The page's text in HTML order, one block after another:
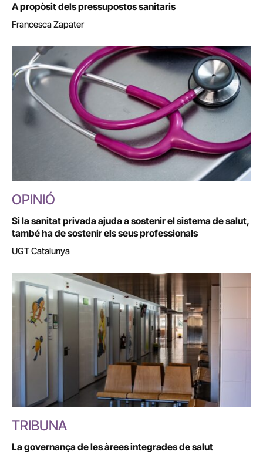
A propòsit dels pressupostos sanitaris
Francesca Zapater
OPINIÓ
Si la sanitat privada ajuda a sostenir el sistema de salut,
també ha de sostenir els seus professionals
UGT Catalunya
TRIBUNA
La governança de les àrees integrades de salut